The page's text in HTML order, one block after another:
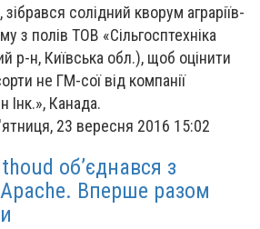
зібрався солідний кворум аграріїв-
з полів ТОВ «Сільгосптехніка
р-н, Київська обл.), щоб оцінити
не ГМ-сої від компанії
Інк.», Канада.
23 вересня 2016 15:02
об’єднався з
Вперше разом